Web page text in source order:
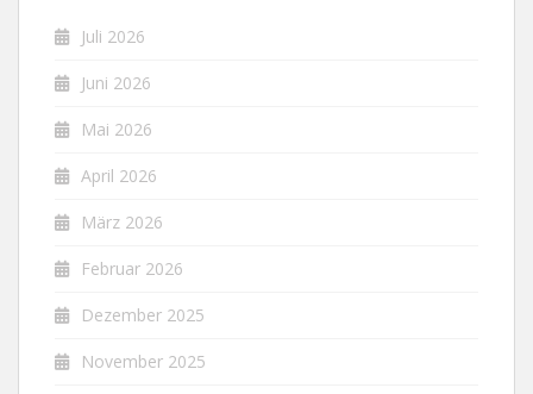
Juli 2026
Juni 2026
Mai 2026
April 2026
März 2026
Februar 2026
Dezember 2025
November 2025